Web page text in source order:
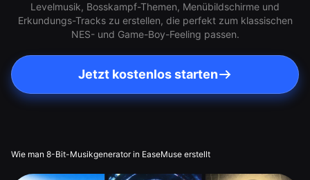
Levelmusik, Bosskampf-Themen, Menübildschirme und
Erkundungs-Tracks zu erstellen, die perfekt zum klassischen
NES- und Game-Boy-Feeling passen.
Jetzt kostenlos starten
Wie man 8-Bit-Musikgenerator in EaseMuse erstellt